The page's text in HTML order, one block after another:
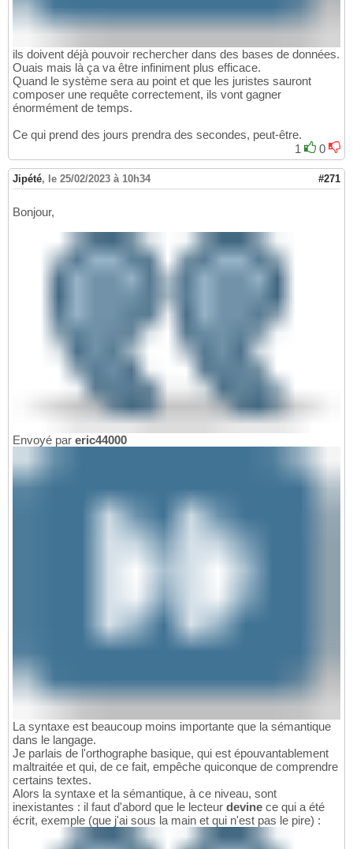
ils doivent déjà pouvoir rechercher dans des bases de données.
Ouais mais là ça va être infiniment plus efficace.
Quand le système sera au point et que les juristes sauront
composer une requête correctement, ils vont gagner
énormément de temps.
Ce qui prend des jours prendra des secondes, peut-être.
1
0
Jipété, le 25/02/2023 à 10h34 #271
Bonjour,
Envoyé par eric44000
La syntaxe est beaucoup moins importante que la sémantique
dans le langage.
Je parlais de l'orthographe basique, qui est épouvantablement
maltraitée et qui, de ce fait, empêche quiconque de comprendre
certains textes.
Alors la syntaxe et la sémantique, à ce niveau, sont
inexistantes : il faut d'abord que le lecteur devine ce qui a été
écrit, exemple (que j'ai sous la main et qui n'est pas le pire) :